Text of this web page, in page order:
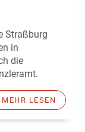
Straßburg
in
die
MEHR LESEN